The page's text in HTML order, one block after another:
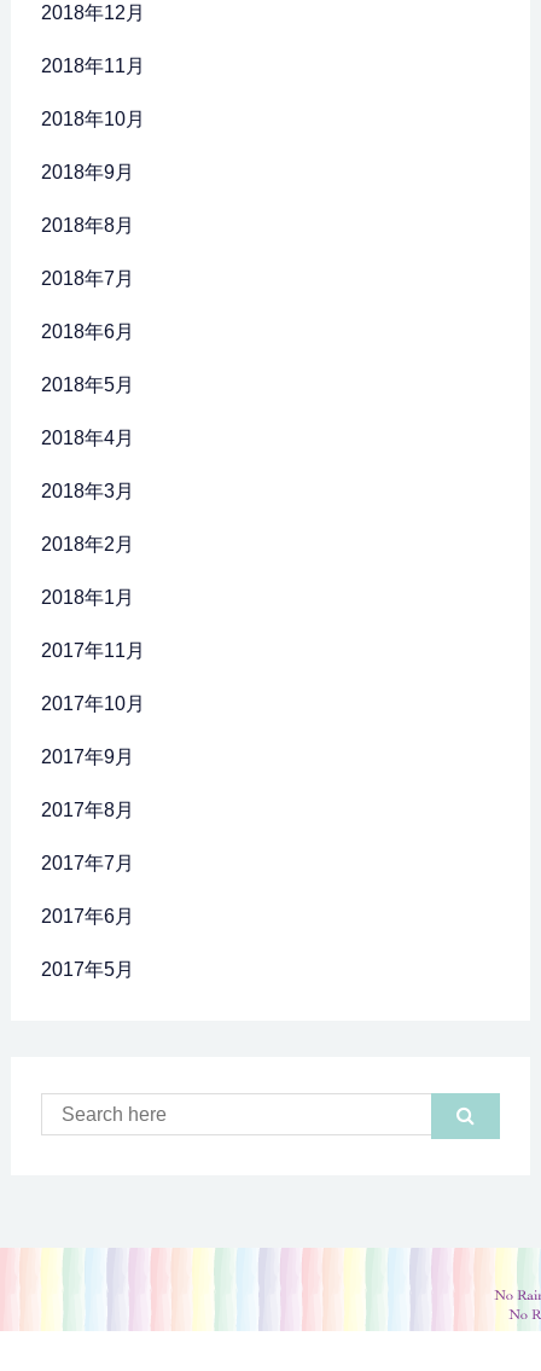
2018年12月
2018年11月
2018年10月
2018年9月
2018年8月
2018年7月
2018年6月
2018年5月
2018年4月
2018年3月
2018年2月
2018年1月
2017年11月
2017年10月
2017年9月
2017年8月
2017年7月
2017年6月
2017年5月